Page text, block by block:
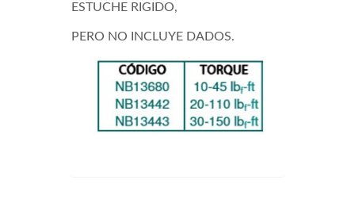
ESTUCHE RIGIDO,
PERO NO INCLUYE DADOS.